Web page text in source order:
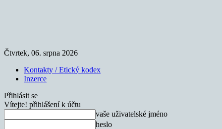
Čtvrtek, 06. srpna 2026
Kontakty / Etický kodex
Inzerce
Přihlásit se
Vítejte! přihlášení k účtu
vaše uživatelské jméno
heslo